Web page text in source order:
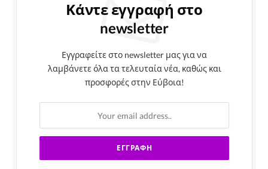
Κάντε εγγραφή στο
newsletter
Εγγραφείτε στο newsletter μας για να
λαμβάνετε όλα τα τελευταία νέα, καθώς και
προσφορές στην Εύβοια!